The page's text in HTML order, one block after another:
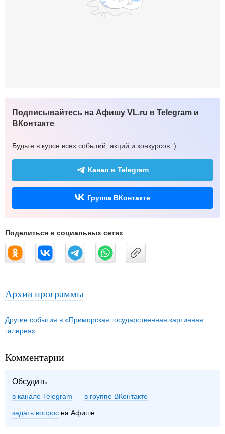
Подписывайтесь на Афишу VL.ru в Telegram и
ВКонтакте
Будьте в курсе всех событий, акций и конкурсов :)
Канал в Telegram
Группа ВКонтакте
Поделиться в социальных сетях
Архив программы
Другие события в «Приморская государственная картинная
галерея»
Комментарии
Обсудить
в канале Telegram группе ВКонтакте
задать вопрос на Афише